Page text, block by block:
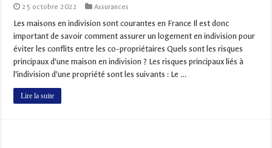
25 octobre 2022 Assurances
Les maisons en indivision sont courantes en France Il est donc
important de savoir comment assurer un logement en indivision pour
éviter les conflits entre les co-propriétaires Quels sont les risques
principaux d’une maison en indivision ? Les risques principaux liés à
l’indivision d’une propriété sont les suivants : Le …
Lire la suite